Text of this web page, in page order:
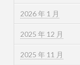
2026 年 1 月
2025 年 12 月
2025 年 11 月